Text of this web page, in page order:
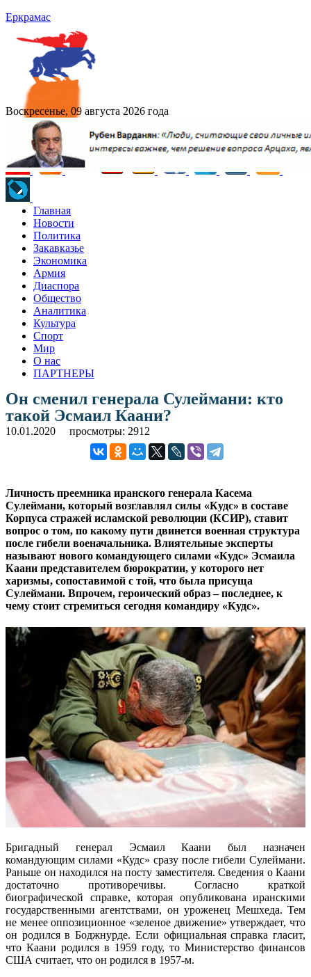
Еркрамас
Воскресенье, 09 августа 2026 года
Главная
Новости
Политика
Закавказье
Экономика
Армия
Диаспора
Общество
Аналитика
Культура
Спорт
Мир
О нас
ПАРТНЕРЫ
Он сменил генерала Сулеймани: кто
такой Эсмаил Каани?
10.01.2020 просмотры: 2912
Личность преемника иранского генерала Касема
Сулеймани, который возглавлял силы «Кудс» в составе
Корпуса стражей исламской революции (КСИР), ставит
вопрос о том, по какому пути двинется военная структура
после гибели военачальника. Влиятельные эксперты
называют нового командующего силами «Кудс» Эсмаила
Каани представителем бюрократии, у которого нет
харизмы, сопоставимой с той, что была присуща
Сулеймани. Впрочем, героический образ – последнее, к
чему стоит стремиться сегодня командиру «Кудс».
Бригадный генерал Эсмаил Каани был назначен
командующим силами «Кудс» сразу после гибели Сулеймани.
Раньше он находился на посту заместителя. Сведения о Каани
достаточно противоречивы. Согласно краткой
биографической справке, которая опубликована иранскими
государственными агентствами, он уроженец Мешхеда. Тем
не менее оппозиционное «зеленое движение» утверждает, что
он родился в Боджнурде. Если официальная справка гласит,
что Каани родился в 1959 году, то Министерство финансов
США считает, что он родился в 1957-м.